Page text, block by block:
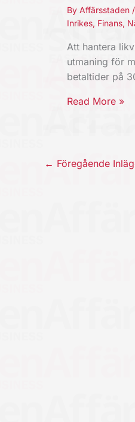
By Affärsstaden /
Inrikes, Finans,
Att hantera
utmaning för
betaltider på
Read More »
← Föregående